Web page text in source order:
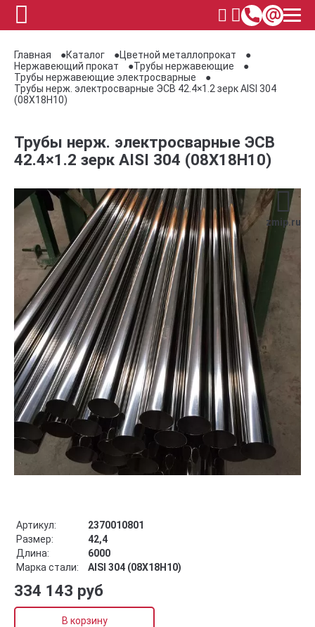
Главная Каталог
Цветной металлопрокат
Нержавеющий прокат
Трубы нержавеющие
Трубы нержавеющие электросварные
Трубы нерж. электросварные ЭСВ 42.4×1.2 зерк AISI 304
(08Х18Н10)
Трубы нерж. электросварные ЭСВ
42.4×1.2 зерк AISI 304 (08Х18Н10)
zmip.ru
Артикул:
2370010801
Размер:
42,4
Длина:
6000
Марка стали:
AISI 304 (08Х18Н10)
334 143 руб
В корзину